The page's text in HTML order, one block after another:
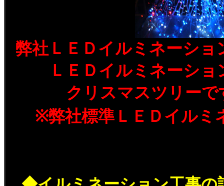
弊社ＬＥＤイルミネーシ
ＬＥＤイルミネーシ
クリスマスツリー
※弊社標準ＬＥＤイルミ